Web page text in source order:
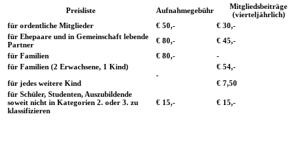
Preisliste Aufnahmegebühr
Mitgliedsbeiträge
(vierteljährlich)
für ordentliche Mitglieder
€ 50,-
€ 30,-
für Ehepaare und in Gemeinschaft lebende
Partner
€ 80,-
€ 45,-
für Familien
€ 80,-
-
für Familien (2 Erwachsene, 1 Kind)
für jedes weitere Kind
-
€ 54,-
€ 7,50
für Schüler, Studenten, Auszubildende
soweit nicht in Kategorien 2. oder 3. zu
klassifizieren
€ 15,- € 15,-